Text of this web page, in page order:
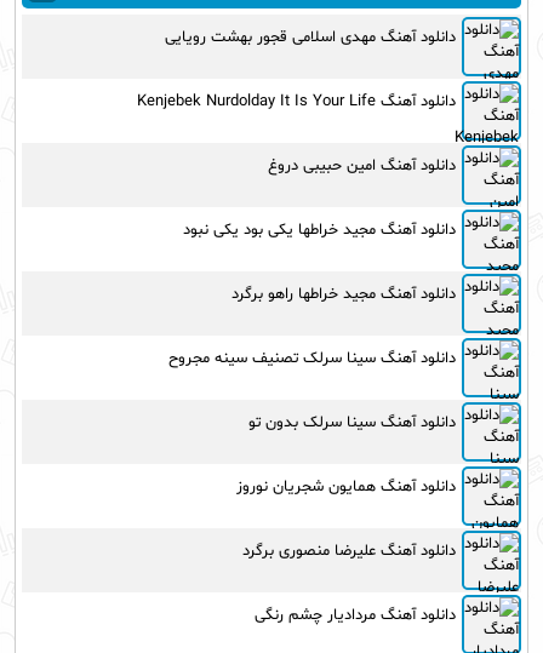
دانلود آهنگ مهدی اسلامی قجور بهشت رویایی
دانلود آهنگ Kenjebek Nurdolday It Is Your Life
دانلود آهنگ امین حبیبی دروغ
دانلود آهنگ مجید خراطها یکی بود یکی نبود
دانلود آهنگ مجید خراطها راهو برگرد
دانلود آهنگ سینا سرلک تصنیف سینه مجروح
دانلود آهنگ سینا سرلک بدون تو
دانلود آهنگ همایون شجریان نوروز
دانلود آهنگ علیرضا منصوری برگرد
دانلود آهنگ مردادیار چشم رنگی